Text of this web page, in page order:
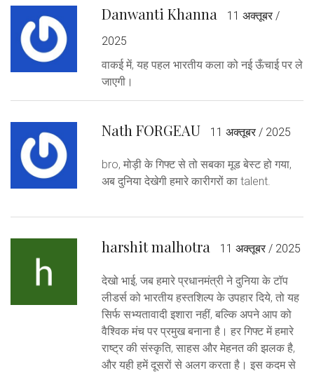
Danwanti Khanna
11 अक्तूबर /
2025
वाकई में, यह पहल भारतीय कला को नई ऊँचाई पर ले
जाएगी।
Nath FORGEAU 11 अक्तूबर / 2025
bro, मोड़ी के गिफ्ट से तो सबका मूड बेस्ट हो गया,
अब दुनिया देखेगी हमारे कारीगरों का talent.
harshit malhotra 11 अक्तूबर / 2025
देखो भाई, जब हमारे प्रधानमंत्री ने दुनिया के टॉप
लीडर्स को भारतीय हस्तशिल्प के उपहार दिये, तो यह
सिर्फ सभ्यतावादी इशारा नहीं, बल्कि अपने आप को
वैश्विक मंच पर प्रमुख बनाना है। हर गिफ्ट में हमारे
राष्ट्र की संस्कृति, साहस और मेहनत की झलक है,
और यही हमें दूसरों से अलग करता है। इस कदम से